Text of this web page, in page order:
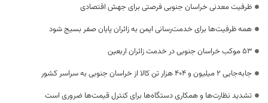
ظرفیت معدنی خراسان جنوبی فرصتی برای جهش اقتصادی
همه ظرفیت‌ها برای خدمت‌رسانی ایمن به زائران پایان صفر بسیج شود
53 موکب خراسان جنوبی در خدمت زائران اربعین
جابه‌جایی 2 میلیون و 404 هزار تن کالا از خراسان جنوبی به سراسر کشور
تشدید نظارت‌ها و همکاری دستگاه‌ها برای کنترل قیمت‌ها ضروری است